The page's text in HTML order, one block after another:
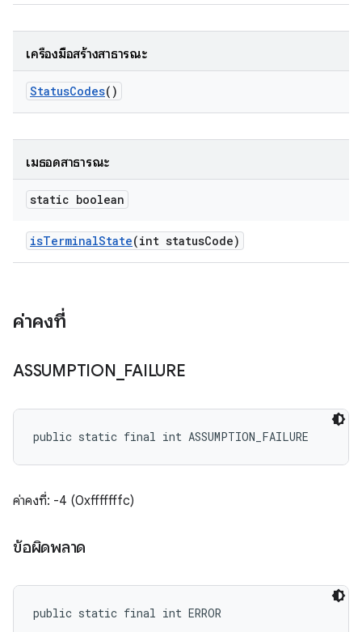
เครื่องมือสร้างสาธารณะ
StatusCodes()
เมธอดสาธารณะ
static boolean
isTerminalState(int statusCode)
ค่าคงที่
ASSUMPTION FAILURE
public static final int ASSUMPTION_FAILURE
ค่าคงที่: -4 (0xfffffffc)
ข้อผิดพลาด
public static final int ERROR